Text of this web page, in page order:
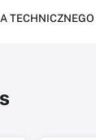
TECHNICZNEGO